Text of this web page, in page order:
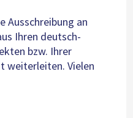
Ausschreibung an
Ihren deutsch-
bzw. Ihrer
weiterleiten. Vielen